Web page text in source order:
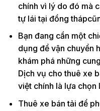
chính vì lý do đó mà
tự lái tại đồng
Bạn đang cần một
dụng để vận chuyển
khám phá những
Dịch vụ cho thuê xe
việt chính là lựa chọn
Thuê xe bán tải để